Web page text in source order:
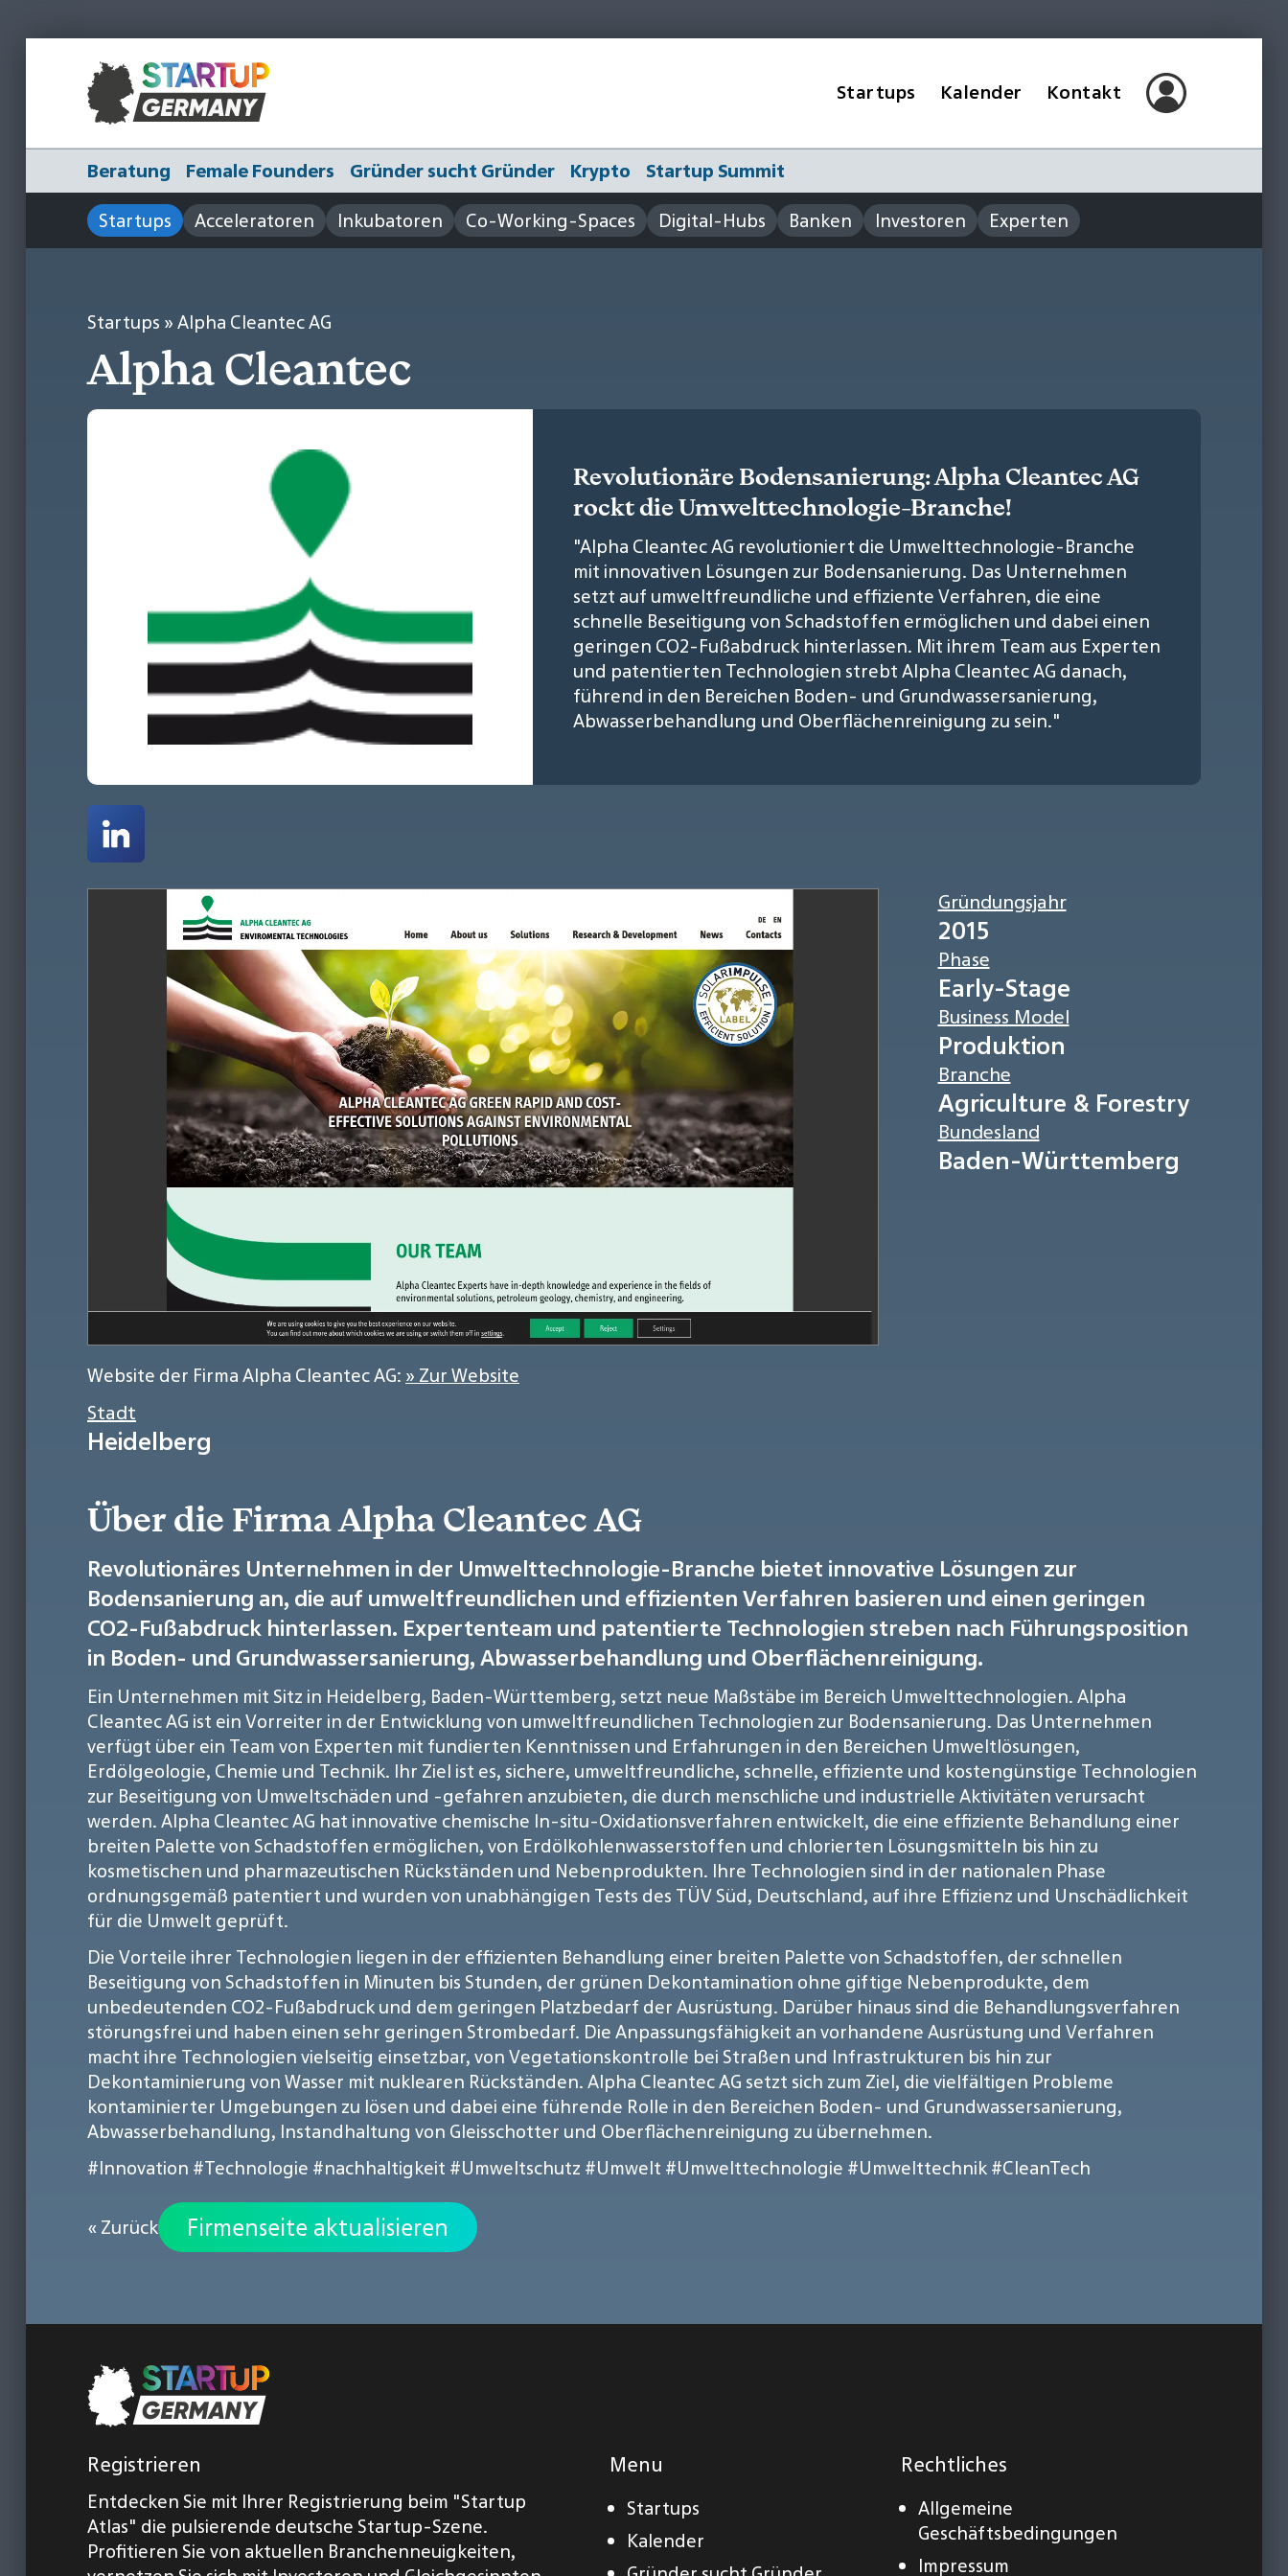
Startups Kalender Kontakt
Beratung Female Founders Gründer sucht Gründer Krypto
Startup Summit
Startups
Acceleratoren Inkubatoren Co-Working-Spaces Digital-Hubs Banken Investoren Experten
Startups » Alpha Cleantec AG
Alpha Cleantec
Revolutionäre Bodensanierung: Alpha Cleantec AG
rockt die Umwelttechnologie-Branche!
"Alpha Cleantec AG revolutioniert die Umwelttechnologie-Branche
mit innovativen Lösungen zur Bodensanierung. Das Unternehmen
setzt auf umweltfreundliche und effiziente Verfahren, die eine
schnelle Beseitigung von Schadstoffen ermöglichen und dabei einen
geringen CO2-Fußabdruck hinterlassen. Mit ihrem Team aus Experten
und patentierten Technologien strebt Alpha Cleantec AG danach,
führend in den Bereichen Boden- und Grundwassersanierung,
Abwasserbehandlung und Oberflächenreinigung zu sein."
Website der Firma Alpha Cleantec AG: » Zur Website
Gründungsjahr
2015
Phase
Early-Stage
Business Model
Produktion
Branche
Agriculture & Forestry
Bundesland
Baden-Württemberg
Stadt
Heidelberg
Über die Firma Alpha Cleantec AG
Revolutionäres Unternehmen in der Umwelttechnologie-Branche bietet innovative Lösungen zur
Bodensanierung an, die auf umweltfreundlichen und effizienten Verfahren basieren und einen geringen
CO2-Fußabdruck hinterlassen. Expertenteam und patentierte Technologien streben nach Führungsposition
in Boden- und Grundwassersanierung, Abwasserbehandlung und Oberflächenreinigung.
Ein Unternehmen mit Sitz in Heidelberg, Baden-Württemberg, setzt neue Maßstäbe im Bereich Umwelttechnologien. Alpha
Cleantec AG ist ein Vorreiter in der Entwicklung von umweltfreundlichen Technologien zur Bodensanierung. Das Unternehmen
verfügt über ein Team von Experten mit fundierten Kenntnissen und Erfahrungen in den Bereichen Umweltlösungen,
Erdölgeologie, Chemie und Technik. Ihr Ziel ist es, sichere, umweltfreundliche, schnelle, effiziente und kostengünstige Technologien
zur Beseitigung von Umweltschäden und -gefahren anzubieten, die durch menschliche und industrielle Aktivitäten verursacht
werden. Alpha Cleantec AG hat innovative chemische In-situ-Oxidationsverfahren entwickelt, die eine effiziente Behandlung einer
breiten Palette von Schadstoffen ermöglichen, von Erdölkohlenwasserstoffen und chlorierten Lösungsmitteln bis hin zu
kosmetischen und pharmazeutischen Rückständen und Nebenprodukten. Ihre Technologien sind in der nationalen Phase
ordnungsgemäß patentiert und wurden von unabhängigen Tests des TÜV Süd, Deutschland, auf ihre Effizienz und Unschädlichkeit
für die Umwelt geprüft.
Die Vorteile ihrer Technologien liegen in der effizienten Behandlung einer breiten Palette von Schadstoffen, der schnellen
Beseitigung von Schadstoffen in Minuten bis Stunden, der grünen Dekontamination ohne giftige Nebenprodukte, dem
unbedeutenden CO2-Fußabdruck und dem geringen Platzbedarf der Ausrüstung. Darüber hinaus sind die Behandlungsverfahren
störungsfrei und haben einen sehr geringen Strombedarf. Die Anpassungsfähigkeit an vorhandene Ausrüstung und Verfahren
macht ihre Technologien vielseitig einsetzbar, von Vegetationskontrolle bei Straßen und Infrastrukturen bis hin zur
Dekontaminierung von Wasser mit nuklearen Rückständen. Alpha Cleantec AG setzt sich zum Ziel, die vielfältigen Probleme
kontaminierter Umgebungen zu lösen und dabei eine führende Rolle in den Bereichen Boden- und Grundwassersanierung,
Abwasserbehandlung, Instandhaltung von Gleisschotter und Oberflächenreinigung zu übernehmen.
#Innovation #Technologie #nachhaltigkeit #Umweltschutz #Umwelt #Umwelttechnologie #Umwelttechnik#CleanTech
« Zurück Firmenseite aktualisieren
Registrieren
Entdecken Sie mit Ihrer Registrierung beim "Startup
Atlas" die pulsierende deutsche Startup-Szene.
Profitieren Sie von aktuellen Branchenneuigkeiten,
Menu
Startups
Kalender
Rechtliches
Allgemeine
Geschäftsbedingungen
Impressum